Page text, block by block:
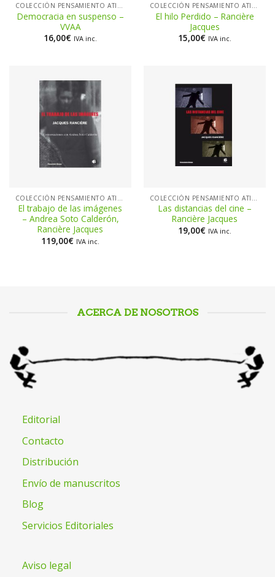
COLECCIÓN PENSAMIENTO ATIEMPO
Democracia en suspenso –
VVAA
16,00€ IVA inc.
COLECCIÓN PENSAMIENTO ATIEMPO
El hilo Perdido – Rancière
Jacques
15,00€ IVA inc.
El trabajo de las imágenes
– Andrea Soto Calderón,
Rancière Jacques
119,00€ IVA inc.
Las distancias del cine –
Rancière Jacques
19,00€ IVA inc.
ACERCA DE NOSOTROS
Editorial
Contacto
Distribución
Envío de manuscritos
Blog
Servicios Editoriales
Aviso legal